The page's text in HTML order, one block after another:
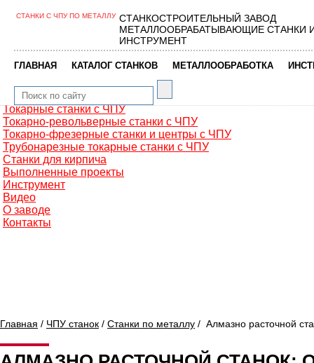
Главная
Фрезерные обрабатывающие центры
Сверлильно-фрезерные станки
Промышленные роботы манипуляторы
Токарные автоматы с ЧПУ
Токарные станки с ЧПУ
Токарно-револьверные станки с ЧПУ
Токарно-фрезерные станки и центры с ЧПУ
Трубонарезные токарные станки с ЧПУ
Станки для кирпича
Выполненные проекты
Инструмент
Видео
О заводе
Контакты
СТАНКИ С ЧПУ ПО МЕТАЛЛУ СТАНКОСТРОИТЕЛЬНЫЙ ЗАВОД
МЕТАЛЛООБРАБАТЫВАЮЩИЕ СТАНКИ
ИНСТРУМЕНТ
ГЛАВНАЯ КАТАЛОГ СТАНКОВ МЕТАЛЛООБРАБОТКА
Главная / ЧПУ станок / Станки по металлу / Алмазно расточной